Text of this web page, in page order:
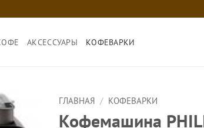
АКСЕССУАРЫ КОФЕВАРКИ
ГЛАВНАЯ / КОФЕВАРКИ
Кофемашина